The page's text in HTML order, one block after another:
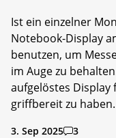
Ist ein einzelner
Notebook-Display
benutzen, um
im Auge zu
aufgelöstes Display
griffbereit zu
3. Sep 2025 3